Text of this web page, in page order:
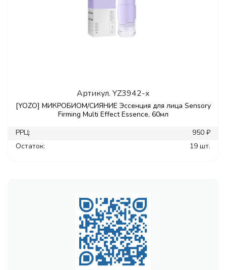
Артикул. YZ3942-x
[YOZO] МИКРОБИОМ/СИЯНИЕ Эссенция для лица Sensory
Firming Multi Effect Essence, 60мл
РРЦ:
950 ₽
Остаток:
19 шт.